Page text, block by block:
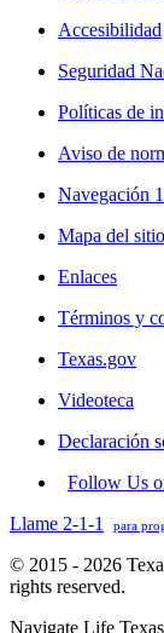
Accesibilidad
Seguridad
Políticas de
Aviso de
Navegación
Mapa del sitio
Enlaces
Términos y
Texas.gov
Videoteca
Declaración
Follow Us
Llame 2-1-1
para
© 2015 - 2026
rights reserved.
Navigate Life